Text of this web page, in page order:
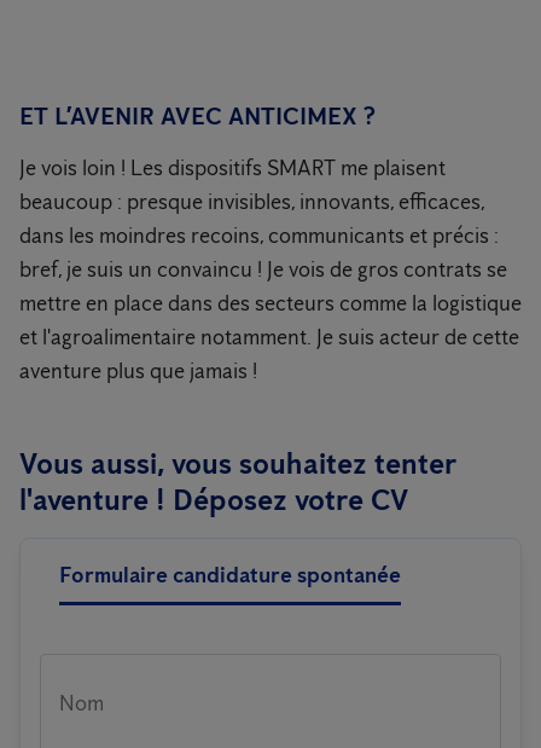
ET L’AVENIR AVEC ANTICIMEX ?
Je vois loin ! Les dispositifs SMART me plaisent
beaucoup : presque invisibles, innovants, efficaces,
dans les moindres recoins, communicants et précis :
bref, je suis un convaincu ! Je vois de gros contrats se
mettre en place dans des secteurs comme la logistique
et l'agroalimentaire notamment. Je suis acteur de cette
aventure plus que jamais !
Vous aussi, vous souhaitez tenter
l'aventure ! Déposez votre CV
Formulaire candidature spontanée
Nom